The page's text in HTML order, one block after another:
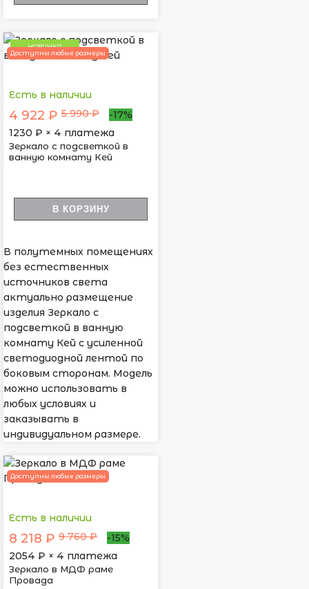
НОВИНКА
Доступны любые размеры
Есть в наличии
4 922 ₽ 5 990 ₽
-17%
1230 ₽ × 4 платежа
Зеркало с подсветкой в
ванную комнату Кей
В КОРЗИНУ
В полутемных помещениях
без естественных
источников света
актуально размещение
изделия Зеркало с
подсветкой в ванную
комнату Кей с усиленной
светодиодной лентой по
боковым сторонам. Модель
можно использовать в
любых условиях и
заказывать в
индивидуальном размере.
Доступны любые размеры
Есть в наличии
8 218 ₽ 9 760 ₽
-15%
2054 ₽ × 4 платежа
Зеркало в МДФ раме
Провада